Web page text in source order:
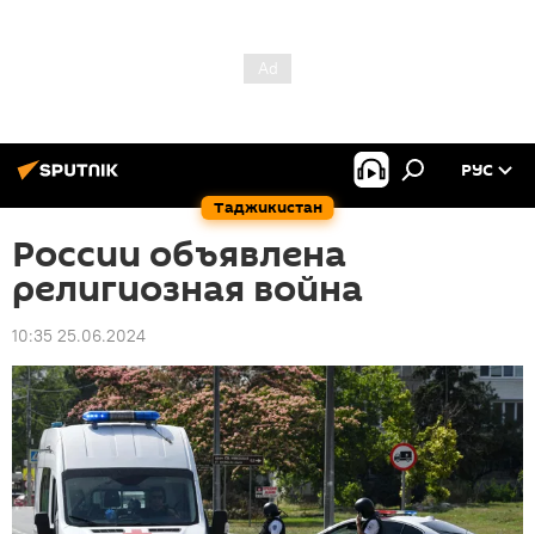
Таджикистан
РУС
России объявлена
религиозная война
10:35 25.06.2024